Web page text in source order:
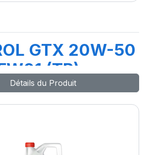
GTX 20W-50
(TR)
Détails du Produit